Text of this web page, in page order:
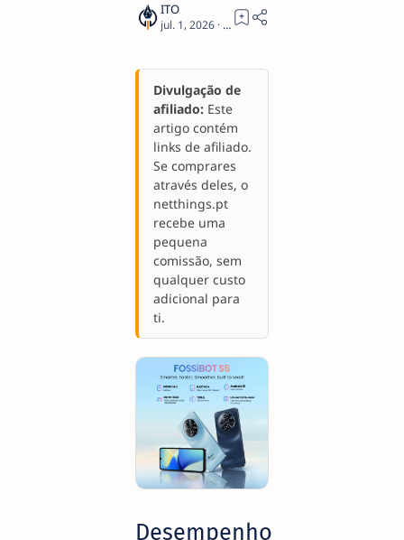
1
Divulgação de
afiliado: Este
artigo contém
links de afiliado.
Se comprares
através deles, o
netthings.pt
recebe uma
pequena
comissão, sem
qualquer custo
adicional para
ti.
Desempenho